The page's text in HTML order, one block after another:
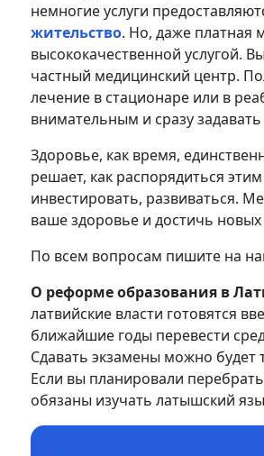
немногие услуги
жительство. Но, даже платная
высококачественной услугой.
частный медицинский центр.
лечение в стационаре или в
внимательным и сразу
Здоровье, как время,
решает, как распорядиться
инвестировать, развиваться.
ваше здоровье и достичь новых
По всем вопросам пишите на
О реформе образования в
латвийские власти готовятся
ближайшие годы перевести
Сдавать экзамены можно будет
Если вы планировали
обязаны изучать латышский